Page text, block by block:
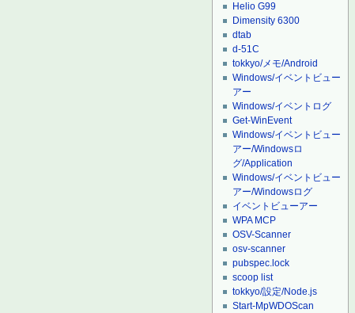
Helio G99
Dimensity 6300
dtab
d-51C
tokkyo/メモ/Android
Windows/イベントビュー
アー
Windows/イベントログ
Get-WinEvent
Windows/イベントビュー
アー/Windowsロ
グ/Application
Windows/イベントビュー
アー/Windowsログ
イベントビューアー
WPA MCP
OSV-Scanner
osv-scanner
pubspec.lock
scoop list
tokkyo/設定/Node.js
Start-MpWDOScan